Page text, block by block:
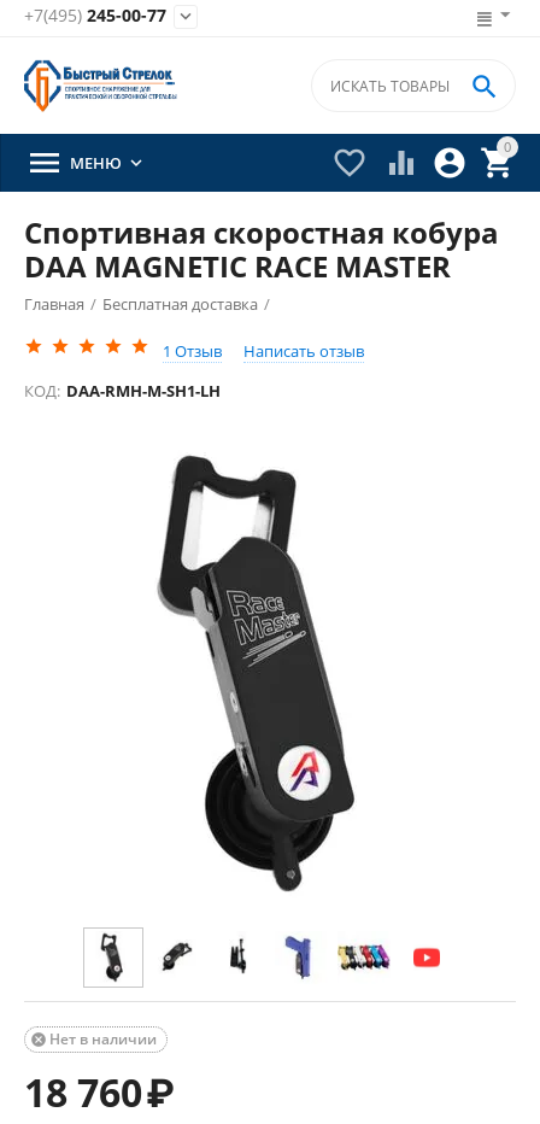
+7(495) 245-00-77 
0


 

 МЕНЮ 
Спортивная скоростная кобура
DAA MAGNETIC RACE MASTER
Главная / Бесплатная доставка /
1 Отзыв
Написать отзыв
КОД: DAA-RMH-M-SH1-LH
Нет в наличии

18 760₽